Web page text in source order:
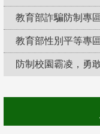
教育部詐騙防制專
教育部性別平等專
防制校園霸凌，勇